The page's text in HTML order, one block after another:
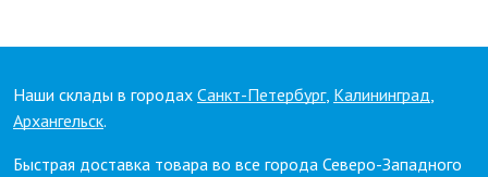
Наши склады в городах Санкт-Петербург, Калининград,
Архангельск.
Быстрая доставка товара во все города Северо-Западного